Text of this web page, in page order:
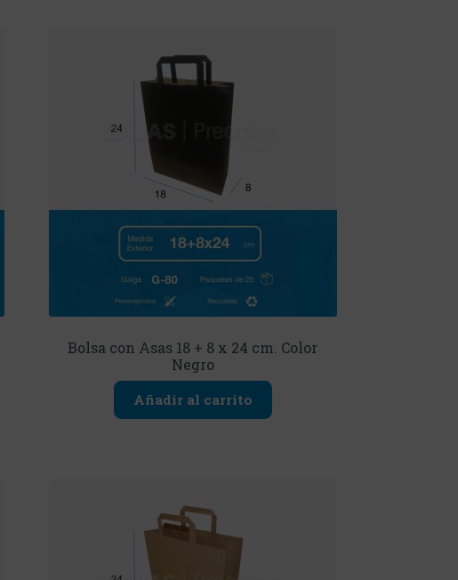
Bolsa con Asas 18 + 8 x 24 cm. Color
Negro
Añadir al carrito